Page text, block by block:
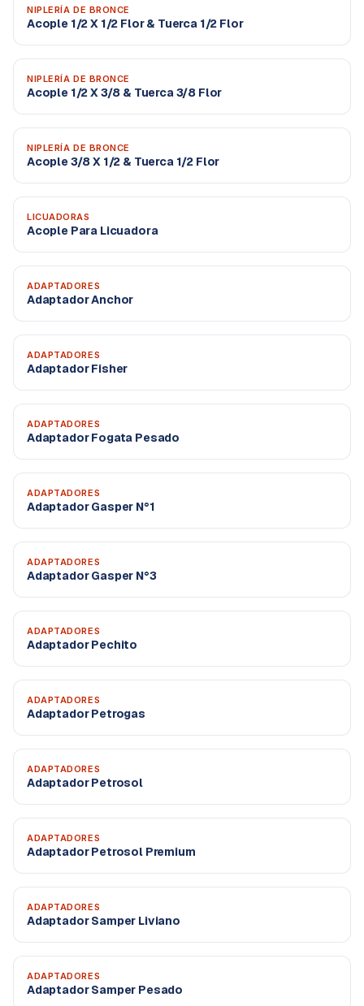
NIPLERÍA DE BRONCE
Acople 1/2 X 1/2 Flor & Tuerca 1/2 Flor
NIPLERÍA DE BRONCE
Acople 1/2 X 3/8 & Tuerca 3/8 Flor
NIPLERÍA DE BRONCE
Acople 3/8 X 1/2 & Tuerca 1/2 Flor
LICUADORAS
Acople Para Licuadora
ADAPTADORES
Adaptador Anchor
ADAPTADORES
Adaptador Fisher
ADAPTADORES
Adaptador Fogata Pesado
ADAPTADORES
Adaptador Gasper N°1
ADAPTADORES
Adaptador Gasper N°3
ADAPTADORES
Adaptador Pechito
ADAPTADORES
Adaptador Petrogas
ADAPTADORES
Adaptador Petrosol
ADAPTADORES
Adaptador Petrosol Premium
ADAPTADORES
Adaptador Samper Liviano
ADAPTADORES
Adaptador Samper Pesado